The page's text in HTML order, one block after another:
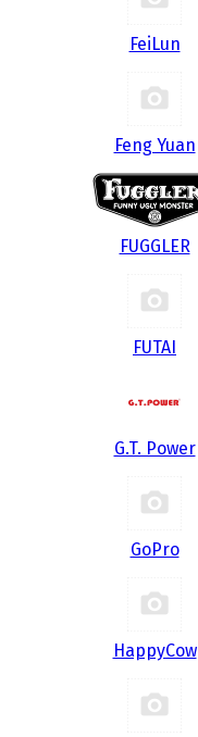
FeiLun
Feng Yuan
FUGGLER
FUTAI
G.T. Power
GoPro
HappyCow